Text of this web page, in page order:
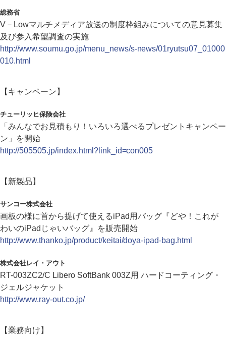
総務省
V－Lowマルチメディア放送の制度枠組みについての意見募集
及び参入希望調査の実施
http://www.soumu.go.jp/menu_news/s-news/01ryutsu07_01000
010.html
【キャンペーン】
チューリッヒ保険会社
「みんなでお見積もり！いろいろ選べるプレゼントキャンペー
ン」を開始
http://505505.jp/index.html?link_id=con005
【新製品】
サンコー株式会社
画板の様に首から提げて使えるiPad用バッグ『どや！これが
わいのiPadじゃいバッグ』を販売開始
http://www.thanko.jp/product/keitai/doya-ipad-bag.html
株式会社レイ・アウト
RT-003ZC2/C Libero SoftBank 003Z用 ハードコーティング・
ジェルジャケット
http://www.ray-out.co.jp/
【業務向け】